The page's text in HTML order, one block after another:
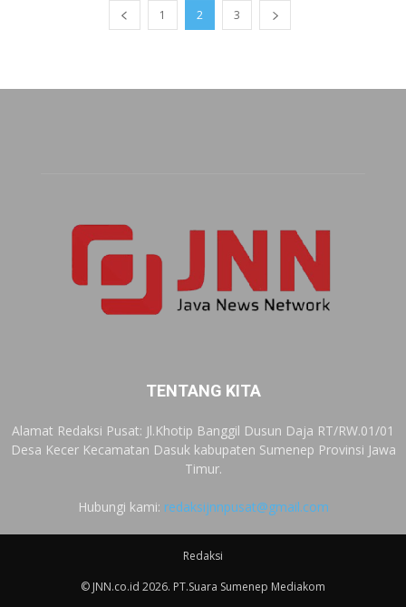
1 2 3
TENTANG KITA
Alamat Redaksi Pusat: Jl.Khotip Banggil Dusun Daja RT/RW.01/01
Desa Kecer Kecamatan Dasuk kabupaten Sumenep Provinsi Jawa
Timur.
Hubungi kami: redaksijnnpusat@gmail.com
Redaksi
© JNN.co.id 2026. PT.Suara Sumenep Mediakom